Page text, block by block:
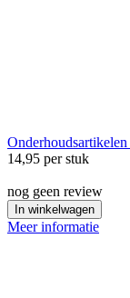
Onderhoudsartikelen
14,95 per stuk
nog geen review
In winkelwagen
Meer informatie